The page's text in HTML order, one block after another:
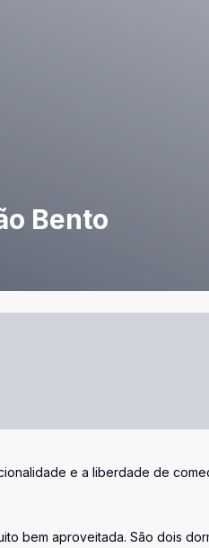
Bento
e a liberdade de
bem aproveitada. São dois